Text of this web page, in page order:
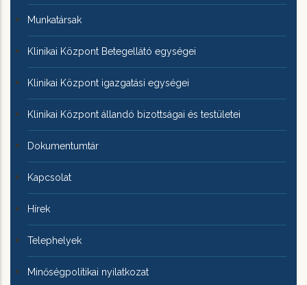
Munkatársak
Klinikai Központ Betegellátó egységei
Klinikai Központ igazgatási egységei
Klinikai Központ állandó bizottságai és testületei
Dokumentumtár
Kapcsolat
Hírek
Telephelyek
Minőségpolitikai nyilatkozat